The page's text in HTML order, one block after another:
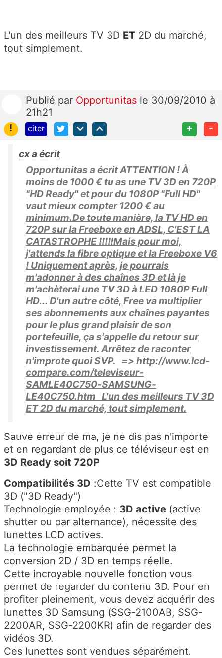
L'un des meilleurs TV 3D ET 2D du marché,
tout simplement.
Publié par Opportunitas le 30/09/2010 à
21h21
!
citer + -
cx a écrit
Opportunitas a écrit ATTENTION ! À
moins de 1000 € tu as une TV 3D en 720P
"HD Ready" et pour du 1080P "Full HD"
vaut mieux compter 1200 € au
minimum.De toute manière, la TV HD en
720P sur la Freeboxe en ADSL, C'EST LA
CATASTROPHE !!!!!Mais pour moi,
j'attends la fibre optique et la Freeboxe V6
! Uniquement après, je pourrais
m'adonner à des chaînes 3D et là je
m'achèterai une TV 3D à LED 1080P Full
HD... D'un autre côté, Free va multiplier
ses abonnements aux chaînes payantes
pour le plus grand plaisir de son
portefeuille, ça s'appelle du retour sur
investissement. Arrêtez de raconter
n'improte quoi SVP. => http://www.lcd-
compare.com/televiseur-
SAMLE40C750-SAMSUNG-
LE40C750.htm L'un des meilleurs TV 3D
ET 2D du marché, tout simplement.
Sauve erreur de ma, je ne dis pas n'importe
et en regardant de plus ce téléviseur est en
3D Ready soit 720P
Compatibilités 3D :Cette TV est compatible
3D ("3D Ready")
Technologie employée : 3D active (active
shutter ou par alternance), nécessite des
lunettes LCD actives.
La technologie embarquée permet la
conversion 2D / 3D en temps réelle.
Cette incroyable nouvelle fonction vous
permet de regarder du contenu 3D. Pour en
profiter pleinement, vous devez acquérir des
lunettes 3D Samsung (SSG-2100AB, SSG-
2200AR, SSG-2200KR) afin de regarder des
vidéos 3D.
Ces lunettes sont vendues séparément.